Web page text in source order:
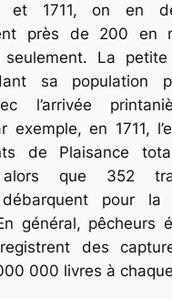
et 1711, on en
près de 200 en
seulement. La petite
sa population
l’arrivée
exemple, en 1711,
de Plaisance
alors que 352
débarquent pour la
général, pêcheurs
des
000 livres à